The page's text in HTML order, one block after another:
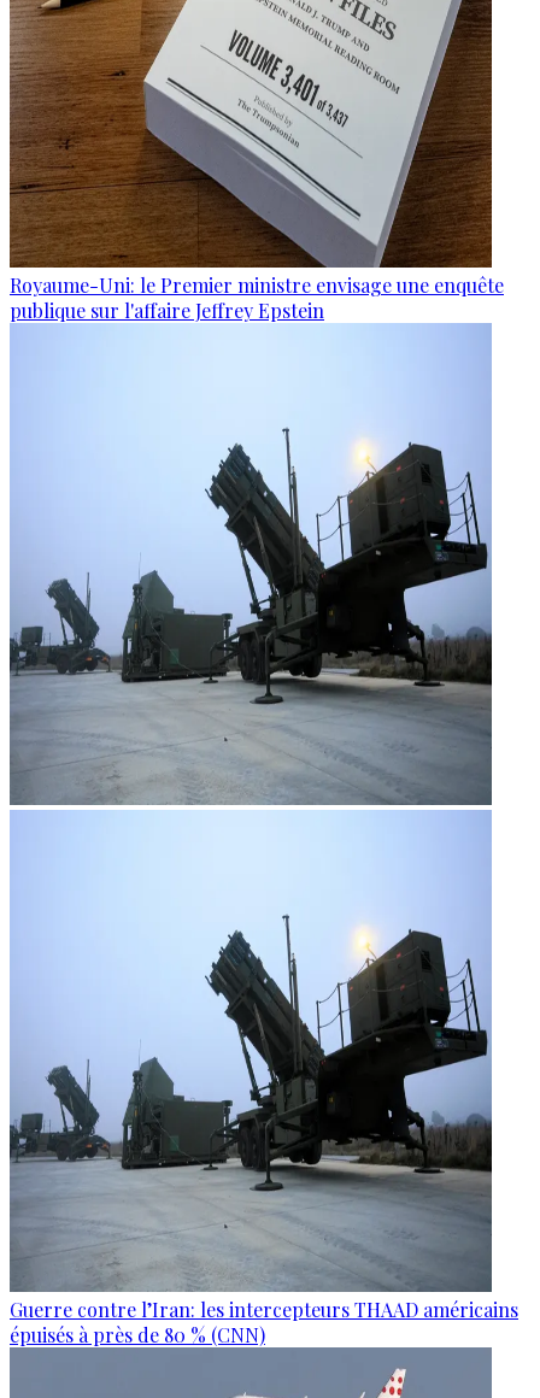
Royaume-Uni: le Premier ministre envisage une enquête
publique sur l'affaire Jeffrey Epstein
Guerre contre l’Iran: les intercepteurs THAAD américains
épuisés à près de 80 % (CNN)